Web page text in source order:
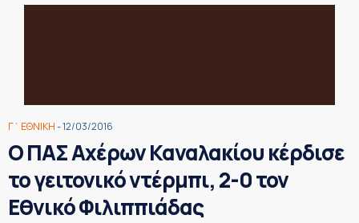
Γ΄ ΕΘΝΙΚΗ- 12/03/2016
Ο ΠΑΣ Αχέρων Καναλακίου κέρδισε
το γειτονικό ντέρμπι, 2-0 τον
Εθνικό Φιλιππιάδας